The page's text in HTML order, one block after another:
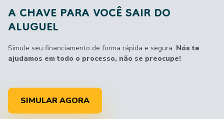
A CHAVE PARA VOCÊ SAIR DO
ALUGUEL
Simule seu financiamento de forma rápida e segura. Nós te
ajudamos em todo o processo, não se preocupe!
SIMULAR AGORA